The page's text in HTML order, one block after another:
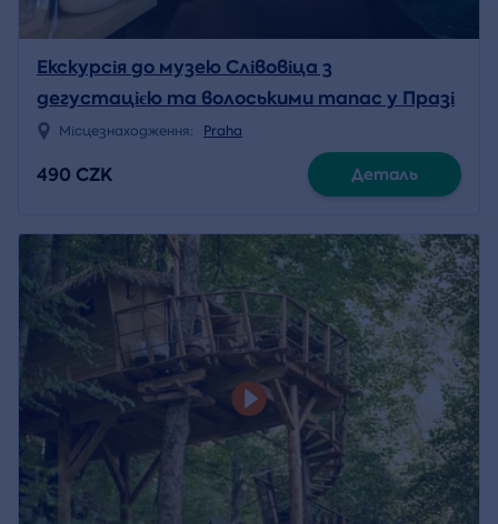
Екскурсія до музею Слівовіца з
дегустацією та волоськими тапас у Празі
Місцезнаходження: Praha
490 CZK Деталь